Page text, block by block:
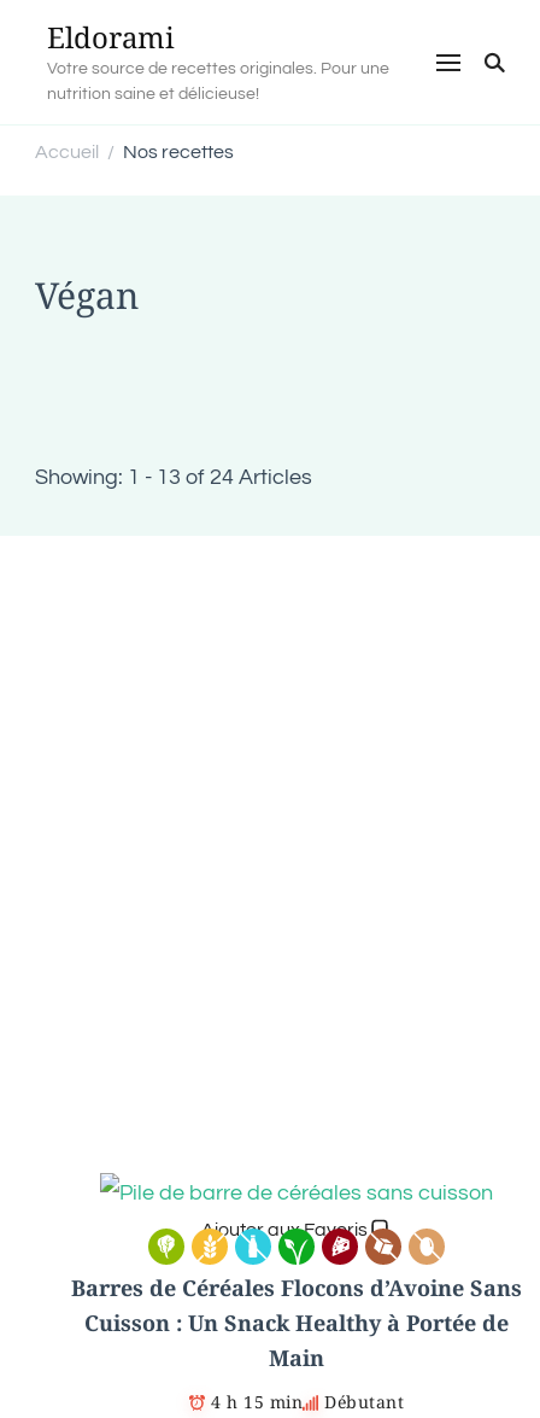
Eldorami
Votre source de recettes originales. Pour une
nutrition saine et délicieuse!
Accueil / Nos recettes
Végan
Showing: 1 - 13 of 24 Articles
Ajouter aux Favoris
Barres de Céréales Flocons d’Avoine Sans
Cuisson : Un Snack Healthy à Portée de
Main
4 h 15 min Débutant